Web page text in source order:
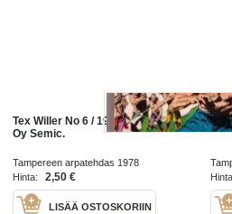
Tex Willer No 6 / 1978. Kustantaja
Oy Semic.
Tampereen arpatehdas 1978
Hinta:
2,50 €
LISÄÄ OSTOSKORIIN
Tex